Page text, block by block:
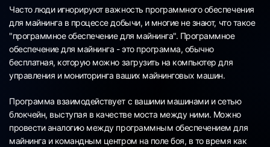
Часто люди игнорируют важность программного обеспечения
для майнинга в процессе добычи, и многие не знают, что такое
"программное обеспечение для майнинга". Программное
обеспечение для майнинга - это программа, обычно
бесплатная, которую можно загрузить на компьютер для
управления и мониторинга ваших майнинговых машин.
Программа взаимодействует с вашими машинами и сетью
блокчейн, выступая в качестве моста между ними. Можно
провести аналогию между программным обеспечением для
майнинга и командным центром на поле боя, в то время как